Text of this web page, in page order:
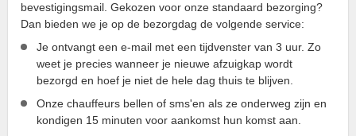
bevestigingsmail. Gekozen voor onze standaard bezorging?
Dan bieden we je op de bezorgdag de volgende service:
Je ontvangt een e-mail met een tijdvenster van 3 uur. Zo
weet je precies wanneer je nieuwe afzuigkap wordt
bezorgd en hoef je niet de hele dag thuis te blijven.
Onze chauffeurs bellen of sms'en als ze onderweg zijn en
kondigen 15 minuten voor aankomst hun komst aan.